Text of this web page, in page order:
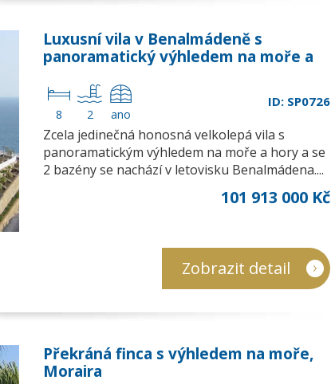
Luxusní vila v Benalmádeně s
panoramatický výhledem na moře a
8 2 ano
ID: SP0726
Zcela jedinečná honosná velkolepá vila s
panoramatickým výhledem na moře a hory a se
2 bazény se nachází v letovisku Benalmádena....
101 913 000 Kč
Zobrazit detail
Překráná finca s výhledem na moře,
Moraira